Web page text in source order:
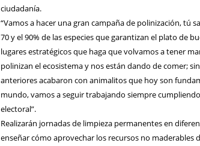
ciudadanía.
“Vamos a hacer una gran campaña de polinización, tú
70 y el 90% de las especies que garantizan el plato de
lugares estratégicos que haga que volvamos a tener
polinizan el ecosistema y nos están dando de comer;
anteriores acabaron con animalitos que hoy son
mundo, vamos a seguir trabajando siempre
electoral”.
Realizarán jornadas de limpieza permanentes en
enseñar cómo aprovechar los recursos no maderables